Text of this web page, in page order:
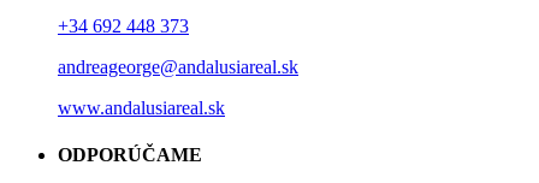
+34 692 448 373
andreageorge@andalusiareal.sk
www.andalusiareal.sk
ODPORÚČAME